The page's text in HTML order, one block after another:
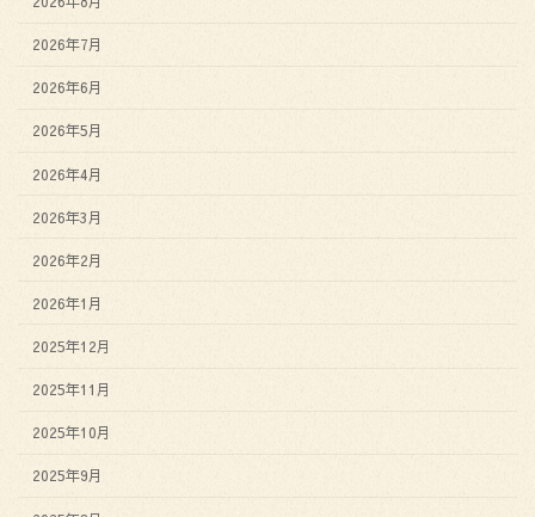
2026年7月
2026年6月
2026年5月
2026年4月
2026年3月
2026年2月
2026年1月
2025年12月
2025年11月
2025年10月
2025年9月